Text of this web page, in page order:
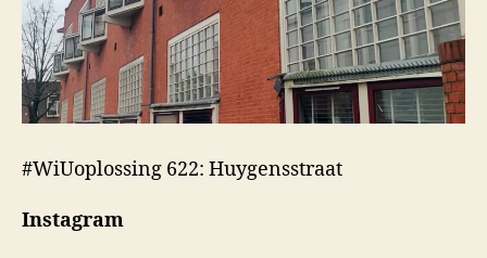
#WiUoplossing 622: Huygensstraat
Instagram